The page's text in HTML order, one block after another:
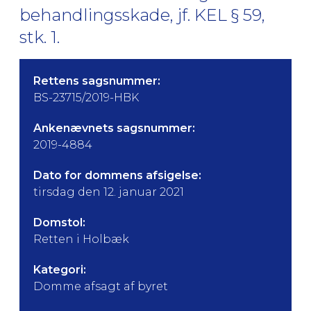
behandlingsskade, jf. KEL § 59,
stk. 1.
Rettens sagsnummer:
BS-23715/2019-HBK
Ankenævnets sagsnummer:
2019-4884
Dato for dommens afsigelse:
tirsdag den 12. januar 2021
Domstol:
Retten i Holbæk
Kategori:
Domme afsagt af byret